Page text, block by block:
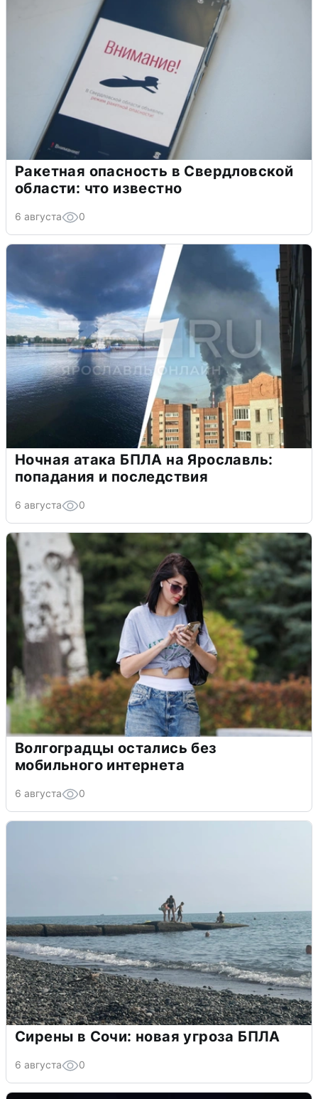
Ракетная опасность в Свердловской
области: что известно
6 августа 0
Ночная атака БПЛА на Ярославль:
попадания и последствия
6 августа 0
Волгоградцы остались без
мобильного интернета
6 августа 0
Сирены в Сочи: новая угроза БПЛА
6 августа 0